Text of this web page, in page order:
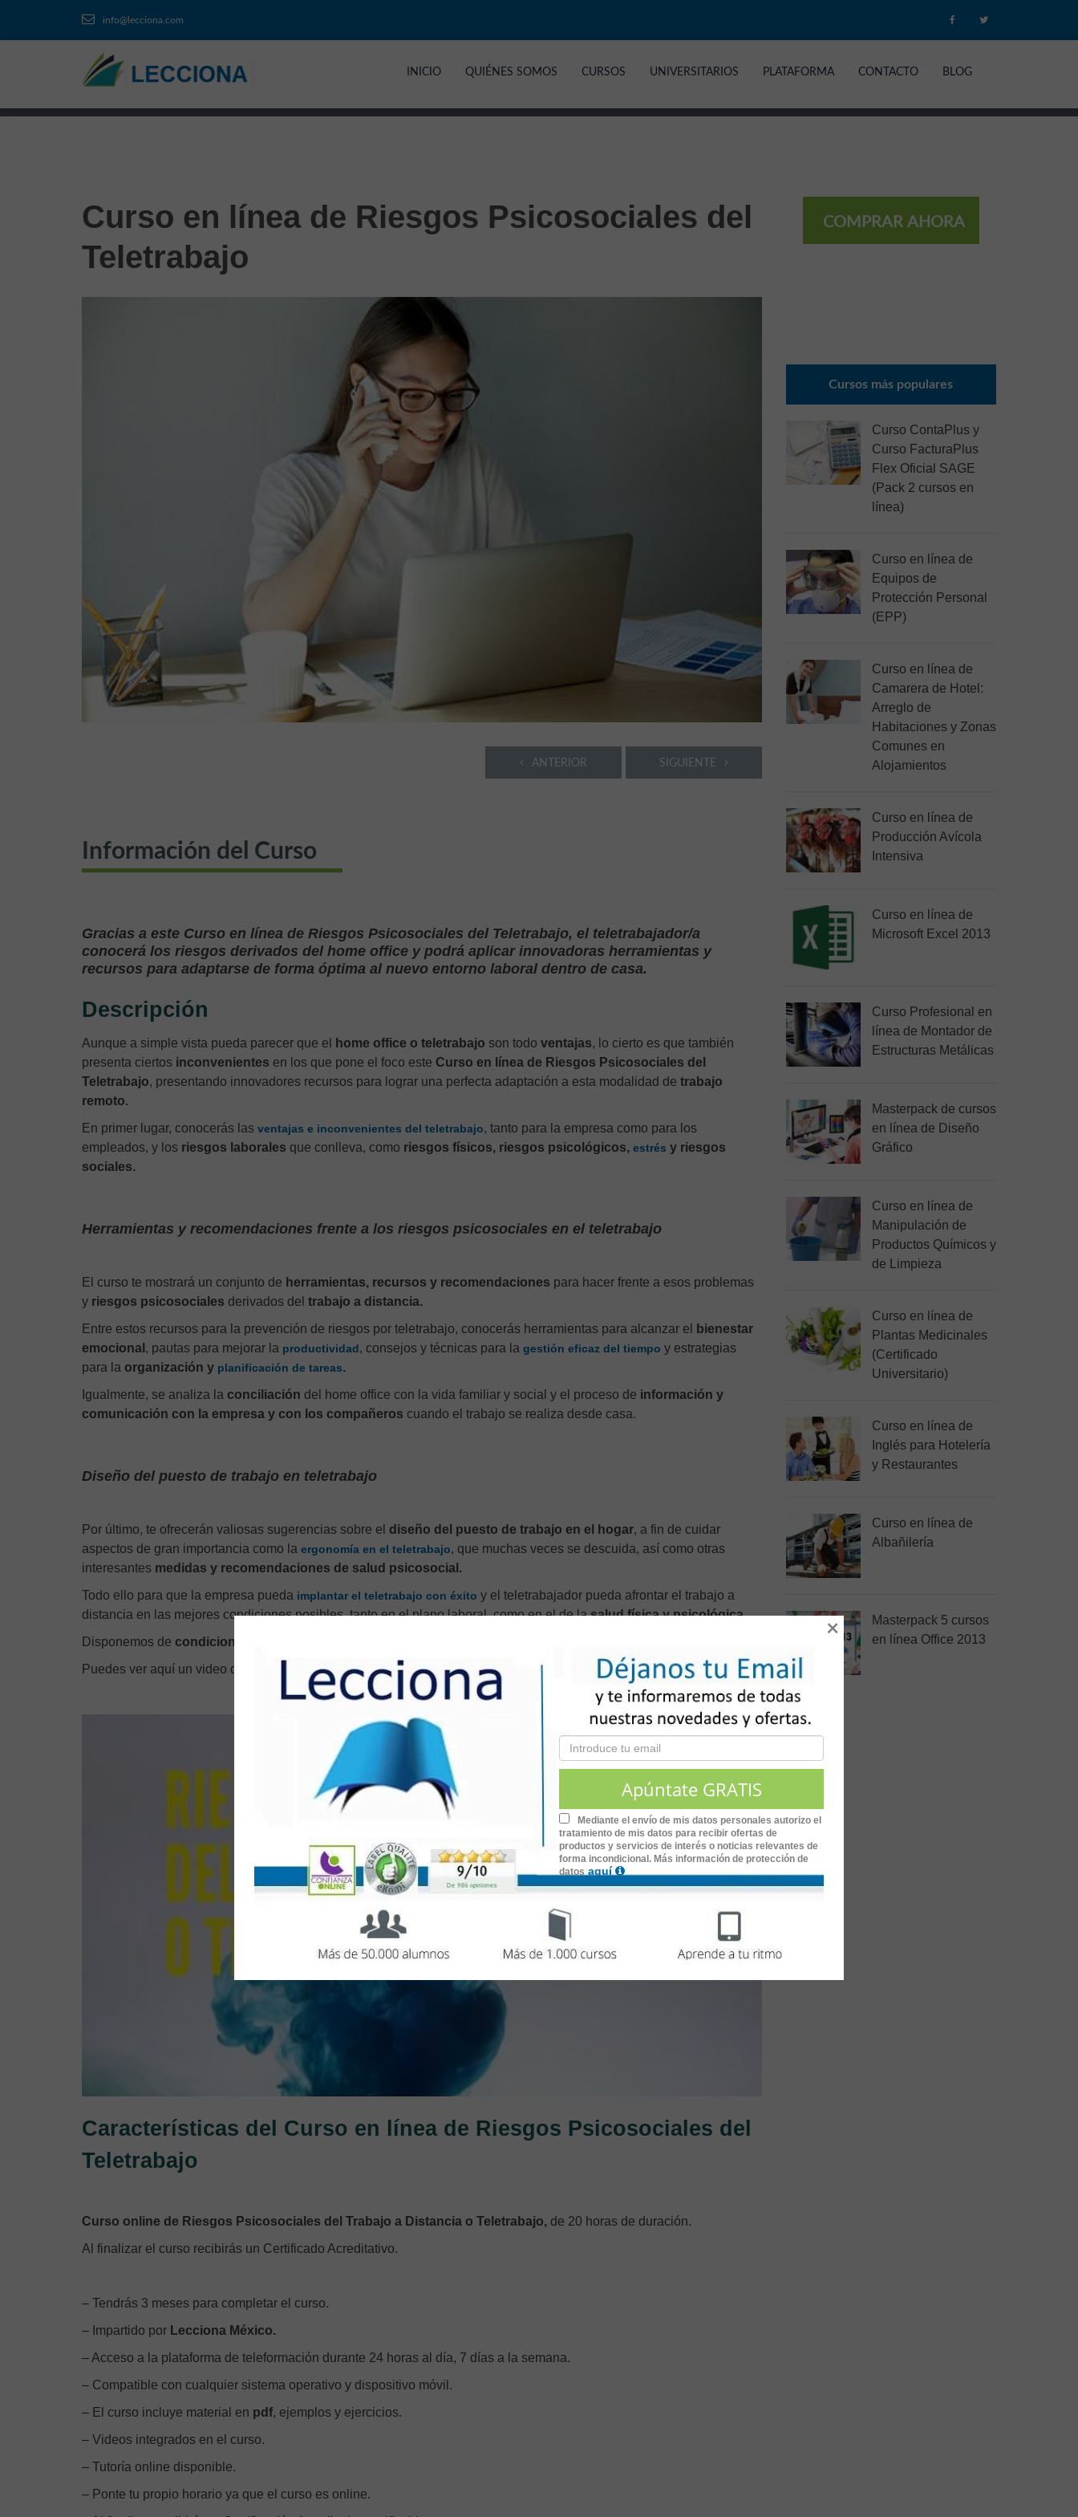
info@lecciona.com
INICIO QUIÉNES SOMOS CURSOS UNIVERSITARIOS PLATAFORMA CONTACTO BLOG
Curso en línea de Riesgos Psicosociales del
Teletrabajo
SIGUIENTE
ANTERIOR
Información del Curso
Gracias a este Curso en línea de Riesgos Psicosociales del Teletrabajo, el teletrabajador/a
conocerá los riesgos derivados del home office y podrá aplicar innovadoras herramientas y
recursos para adaptarse de forma óptima al nuevo entorno laboral dentro de casa.
Descripción
Aunque a simple vista pueda parecer que el home office o teletrabajo son todo ventajas, lo cierto es que también
presenta ciertos inconvenientes en los que pone el foco este Curso en línea de Riesgos Psicosociales del
Teletrabajo, presentando innovadores recursos para lograr una perfecta adaptación a esta modalidad de trabajo
remoto.
En primer lugar, conocerás las ventajas e inconvenientes del teletrabajo, tanto para la empresa como para los
empleados, y los riesgos laborales que conlleva, como riesgos físicos, riesgos psicológicos, estrés y riesgos
sociales.
Herramientas y recomendaciones frente a los riesgos psicosociales en el teletrabajo
El curso te mostrará un conjunto de herramientas, recursos y recomendaciones para hacer frente a esos problemas
y riesgos psicosociales derivados del trabajo a distancia.
Entre estos recursos para la prevención de riesgos por teletrabajo, conocerás herramientas para alcanzar el
bienestar
emocional , pautas para mejorar la productividad, consejos y técnicas para la gestión eficaz del tiempo y estrategias
para la organización y planificación de tareas.
Igualmente, se analiza la conciliación del home office con la vida familiar y social y el proceso de información y
comunicación con la empresa y con los compañeros cuando el trabajo se realiza desde casa.
Diseño del puesto de trabajo en teletrabajo
Por último, te ofrecerán valiosas sugerencias sobre el diseño del puesto de trabajo en el hogar, a fin de cuidar
aspectos de gran importancia como la ergonomía en el teletrabajo, que muchas veces se descuida, así como otras
interesantes medidas y recomendaciones de salud psicosocial.
Todo ello para que la empresa pueda implantar el teletrabajo con éxito y el teletrabajador pueda afrontar el trabajo a
distancia en las mejores condiciones posibles, tanto en el plano laboral, como en el de lasalud física y psicológica.
Disponemos de condiciones y precios especiales para grupos y empresas
Puedes ver aquí un video de presentación del curso:
Características del Curso en línea de Riesgos Psicosociales del
Teletrabajo
Curso online de Riesgos Psicosociales del Trabajo a Distancia o Teletrabajo, de 20 horas de duración.
Al finalizar el curso recibirás un Certificado Acreditativo.
– Tendrás 3 meses para completar el curso.
– Impartido por Lecciona México.
– Acceso a la plataforma de teleformación durante 24 horas al día, 7 días a la semana.
– Compatible con cualquier sistema operativo y dispositivo móvil.
– El curso incluye material en pdf, ejemplos y ejercicios.
– Videos integrados en el curso.
– Tutoría online disponible.
– Ponte tu propio horario ya que el curso es online.
COMPRAR AHORA
Cursos más populares
Curso ContaPlus y
Curso FacturaPlus
Flex Oficial SAGE
(Pack 2 cursos en
línea)
Curso en línea de
Equipos de
Protección Personal
(EPP)
Curso en línea de
Camarera de Hotel:
Arreglo de
Habitaciones y Zonas
Comunes en
Alojamientos
Curso en línea de
Producción Avícola
Intensiva
Curso en línea de
Microsoft Excel 2013
Curso Profesional en
línea de Montador de
Estructuras Metálicas
Masterpack de cursos
en línea de Diseño
Gráfico
Curso en línea de
Manipulación de
Productos Químicos y
de Limpieza
Curso en línea de
Plantas Medicinales
(Certificado
Universitario)
Curso en línea de
Inglés para Hotelería
y Restaurantes
Curso en línea de
Albañilería
Masterpack 5 cursos
en línea Office 2013
Mediante el envío de mis datos personales autorizo el
tratamiento de mis datos para recibir ofertas de
productos y servicios de interés o noticias relevantes de
forma incondicional. Más información de protección de
datos aquí
×